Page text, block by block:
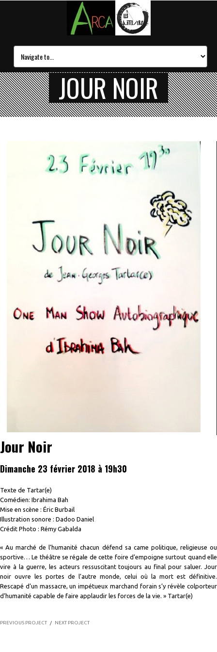
JOUR NOIR
Jour Noir
Dimanche 23 février 2018 à 19h30
Texte de Tartar(e)
Comédien: Ibrahima Bah
Mise en scène : Éric Burbail
Illustration sonore : Dadoo Daniel
Crédit Photo : Rémy Gabalda
« Au marché de l’humanité chacun défend sa came politique, religieuse ou
sportive… Le théâtre se régale de cette foire d’empoigne surtout quand elle
vire à la guerre, les acteurs ressuscitant toujours au final pour saluer. Jour
noir ouvre les portes de l’autre monde, celui où la mort est définitive.
Rescapé d’un massacre, un impétueux marchand forain s’y révèle colporteur
d’humanité capable de faire applaudir les forces de la vie. » Tartar(e)
PREVIOUS PROJECT / NEXT PROJECT